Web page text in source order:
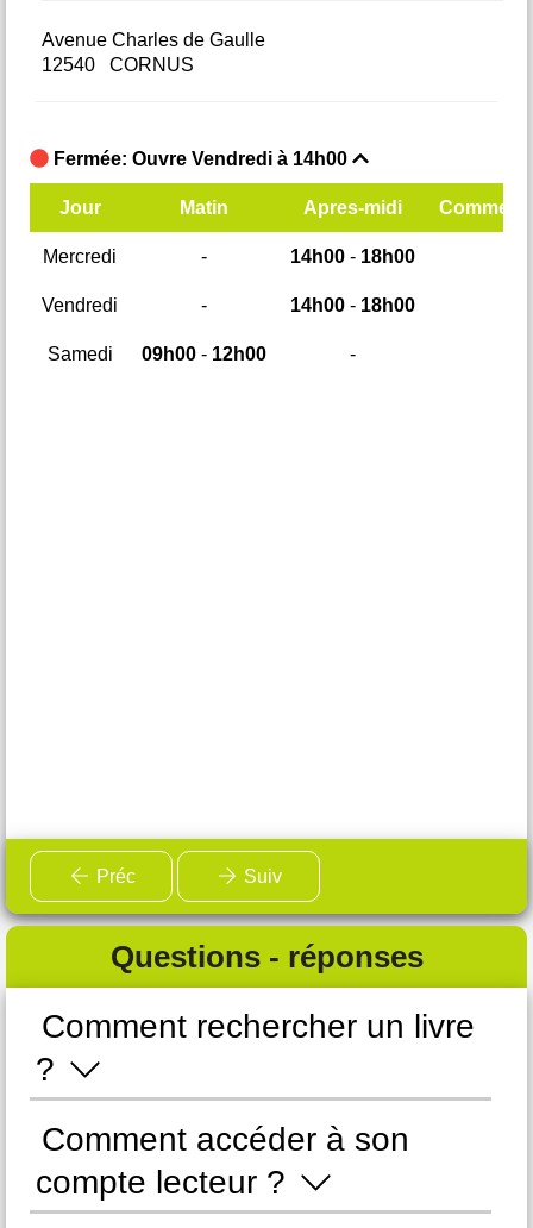
Avenue Charles de Gaulle
12540 CORNUS
Fermée: Ouvre Vendredi à 14h00
Jour Matin Apres-midi
Mercredi - 14h00 - 18h00
Vendredi - 14h00 - 18h00
Samedi 09h00 - 12h00 -
Préc Suiv
Questions - réponses
Comment rechercher un livre
?
Comment accéder à son
compte lecteur ?